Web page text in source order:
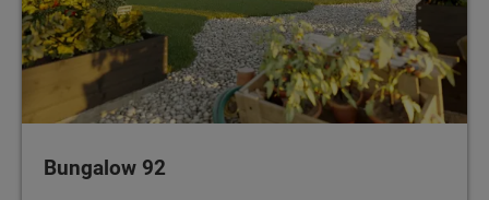
Bungalow 92